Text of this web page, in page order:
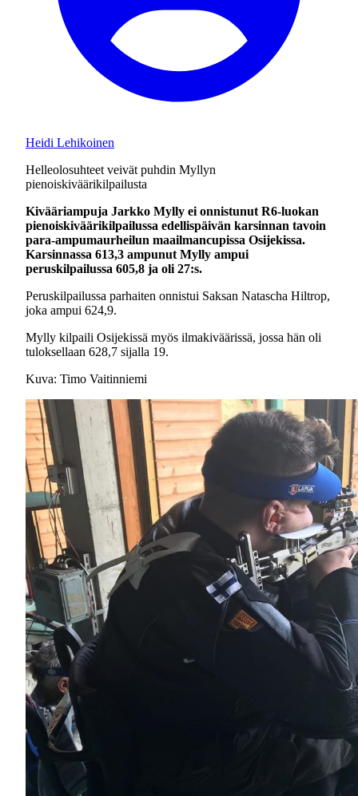
Heidi Lehikoinen
Helleolosuhteet veivät puhdin Myllyn
pienoiskiväärikilpailusta
Kivääriampuja Jarkko Mylly ei onnistunut R6-luokan
pienoiskiväärikilpailussa edellispäivän karsinnan tavoin
para-ampumaurheilun maailmancupissa Osijekissa.
Karsinnassa 613,3 ampunut Mylly ampui
peruskilpailussa 605,8 ja oli 27:s.
Peruskilpailussa parhaiten onnistui Saksan Natascha Hiltrop,
joka ampui 624,9.
Mylly kilpaili Osijekissä myös ilmakiväärissä, jossa hän oli
tuloksellaan 628,7 sijalla 19.
Kuva: Timo Vaitinniemi